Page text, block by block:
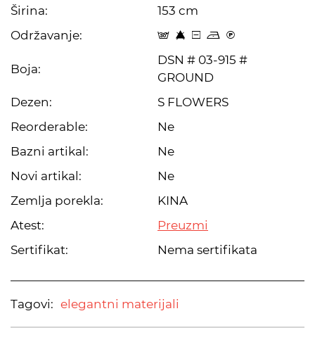
Širina:
153 cm
Održavanje:
s 8 a o C
Boja:
DSN # 03-915 #
GROUND
Dezen:
S FLOWERS
Reorderable:
Ne
Bazni artikal:
Ne
Novi artikal:
Ne
Zemlja porekla:
KINA
Atest:
Preuzmi
Sertifikat:
Nema sertifikata
Tagovi: elegantni materijali